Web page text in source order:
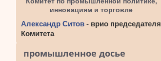
инновациям и торговле
Александр Ситов - врио председателя
Комитета
промышленное досье